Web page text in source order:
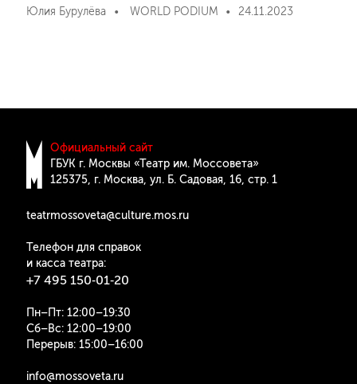
Юлия Бурулёва WORLD PODIUM 24.11.2023
Официальный сайт
ГБУК г. Москвы «Театр им. Моссовета»
125375, г. Москва, ул. Б. Cадовая, 16, стр. 1
teatrmossoveta@culture.mos.ru
Телефон для справок
и касса театра:
+7 495 150‑01‑20
Пн–Пт: 12:00–19:30
Сб–Вс: 12:00–19:00
Перерыв: 15:00–16:00
info@mossoveta.ru